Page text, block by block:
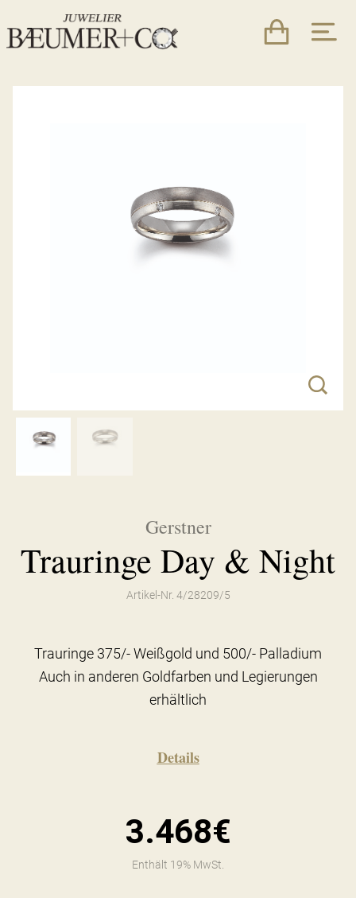
Gerstner
Trauringe Day & Night
Artikel-Nr. 4/28209/5
Trauringe 375/- Weißgold und 500/- Palladium
Auch in anderen Goldfarben und Legierungen
erhältlich
Details
3.468€
Enthält 19% MwSt.